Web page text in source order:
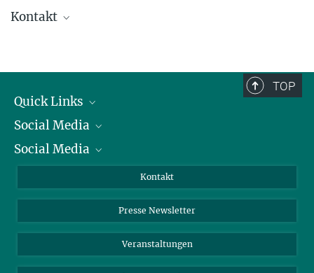
Kontakt
kirsten.achenbach@...
Dr Anja Hoffmann
Heinrich-Wieland-Preis / Heinrich Wieland Prize
wp@...
Boehringer Ingelheim Stiftung
TOP
Quick Links
Präsident
Zahlen und Fakten
Social Media
Bluesky
TikTok
Social Media
Instagram
YouTube
Kontakt
Presse Newsletter
Veranstaltungen